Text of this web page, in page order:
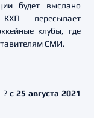
будет выслано
пересылает
клубы, где
СМИ.
? с 25 августа 2021